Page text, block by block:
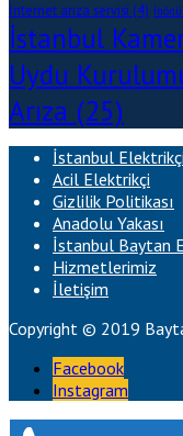
İnternet arıza servisi (4)
İstanbul
Uydu
Arıza (25)
İstanbul Elektrikçi
Acil Elektrikçi
Gizlilik Politikası
Anadolu Yakası
İstanbul Baytan
Hizmetlerimiz
İletişim
Copyright © 2019
Facebook
Instagram